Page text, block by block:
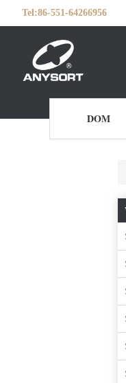
Tel:86-551-64266956
DOM